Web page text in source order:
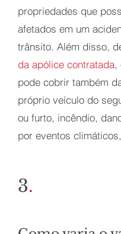
propriedades que
afetados em um
trânsito. Além disso,
da apólice contratada,
pode cobrir também
próprio veículo do
ou furto, incêndio,
por eventos
3.